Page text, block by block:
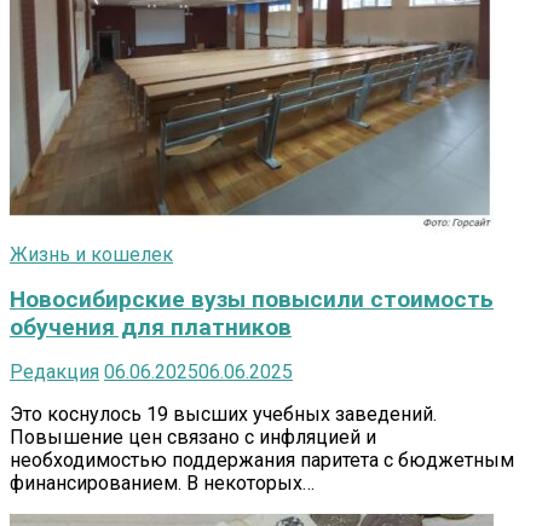
Жизнь и кошелек
Новосибирские вузы повысили стоимость
обучения для платников
Редакция 06.06.202506.06.2025
Это коснулось 19 высших учебных заведений.
Повышение цен связано с инфляцией и
необходимостью поддержания паритета с бюджетным
финансированием. В некоторых…